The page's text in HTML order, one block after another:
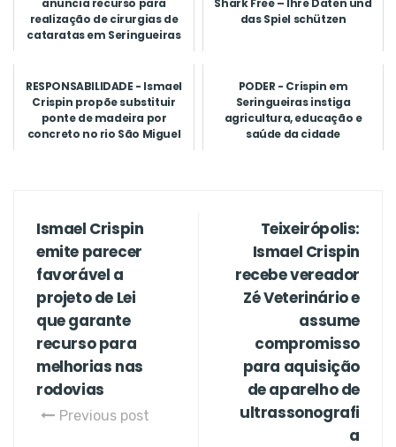
realização de cirurgias de
cataratas em Seringueiras
das Spiel schützen
RESPONSABILIDADE - Ismael
Crispin propõe substituir
ponte de madeira por
concreto no rio São Miguel
PODER - Crispin em
Seringueiras instiga
agricultura, educação e
saúde da cidade
Ismael Crispin
emite parecer
favorável a
projeto de Lei
que garante
recurso para
melhorias nas
rodovias
Previous post
Teixeirópolis:
Ismael Crispin
recebe vereador
Zé Veterinário e
assume
compromisso
para aquisição
de aparelho de
ultrassonografi
a